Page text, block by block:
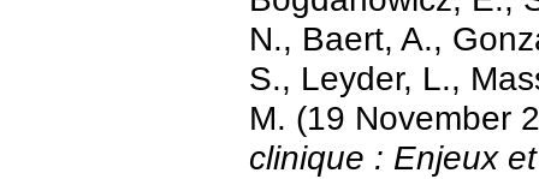
N., Baert, A.,
S., Leyder, L.,
M. (19 November
clinique : Enjeux